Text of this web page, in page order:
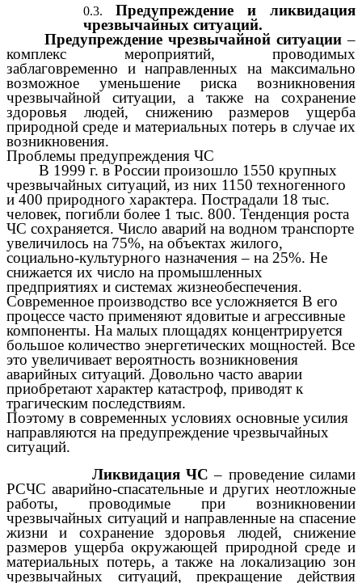
Предупреждение и ликвидация
чрезвычайных ситуаций.
Предупреждение чрезвычайной ситуации–
комплекс мероприятий, проводимых
заблаговременно и направленных на максимально
возможное уменьшение риска возникновения
чрезвычайной ситуации, а также на сохранение
здоровья людей, снижению размеров ущерба
природной среде и материальных потерь в случае их
возникновения.
Проблемы предупреждения ЧС
В 1999 г. в России произошло 1550 крупных
чрезвычайных ситуаций, из них 1150 техногенного
и 400 природного характера. Пострадали 18 тыс.
человек, погибли более 1 тыс. 800. Тенденция роста
ЧС сохраняется. Число аварий на водном транспорте
увеличилось на 75%, на объектах жилого,
социально-культурного назначения – на 25%. Не
снижается их число на промышленных
предприятиях и системах жизнеобеспечения.
Современное производство все усложняется В его
процессе часто применяют ядовитые и агрессивные
компоненты. На малых площадях концентрируется
большое количество энергетических мощностей. Все
это увеличивает вероятность возникновения
аварийных ситуаций. Довольно часто аварии
приобретают характер катастроф, приводят к
трагическим последствиям.
Поэтому в современных условиях основные усилия
направляются на предупреждение чрезвычайных
ситуаций.
Ликвидация ЧС – проведение силами
РСЧС аварийно-спасательные и других неотложные
работы, проводимые при возникновении
чрезвычайных ситуаций и направленные на спасение
жизни и сохранение здоровья людей, снижение
размеров ущерба окружающей природной среде и
материальных потерь, а также на локализацию зон
чрезвычайных ситуаций, прекращение действия